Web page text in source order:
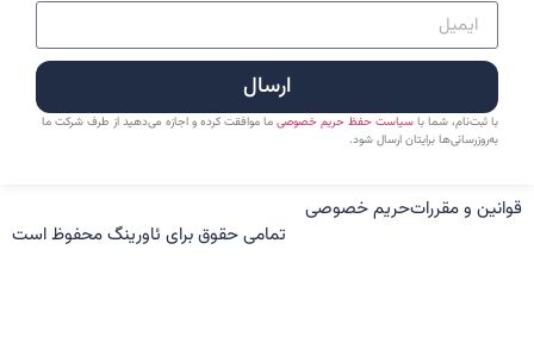
ارسال
با ثبت‌نام، شما با سیاست حفظ حریم خصوصی ما موافقت کرده و اجازه می‌دهید از طرف شرکت ما
به‌روزرسانی‌ها برایتان ارسال شود.
قوانین و مقرراتحریم خصوصی
تمامی حقوق برای ئاورینگ محفوظ است